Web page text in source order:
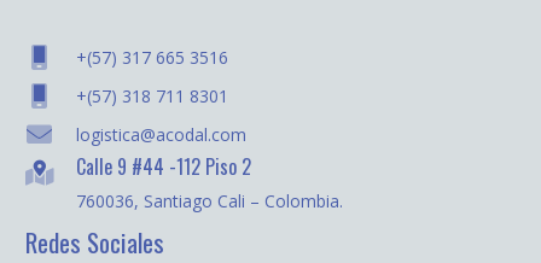
+(57) 317 665 3516
+(57) 318 711 8301
logistica@acodal.com
Calle 9 #44 -112 Piso 2
760036, Santiago Cali – Colombia.
Redes Sociales